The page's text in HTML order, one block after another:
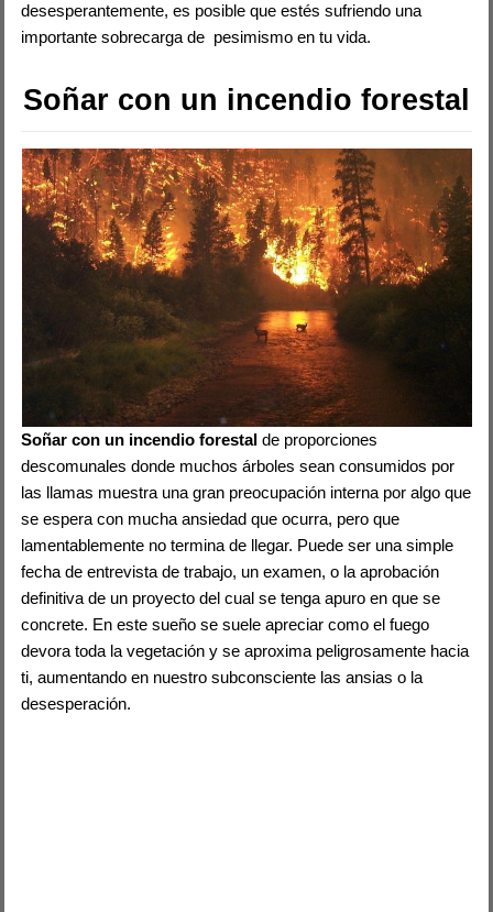
desesperantemente, es posible que estés sufriendo una
importante sobrecarga de pesimismo en tu vida.
Soñar con un incendio forestal
Soñar con un incendio forestal de proporciones
descomunales donde muchos árboles sean consumidos por
las llamas muestra una gran preocupación interna por algo que
se espera con mucha ansiedad que ocurra, pero que
lamentablemente no termina de llegar. Puede ser una simple
fecha de entrevista de trabajo, un examen, o la aprobación
definitiva de un proyecto del cual se tenga apuro en que se
concrete. En este sueño se suele apreciar como el fuego
devora toda la vegetación y se aproxima peligrosamente hacia
ti, aumentando en nuestro subconsciente las ansias o la
desesperación.